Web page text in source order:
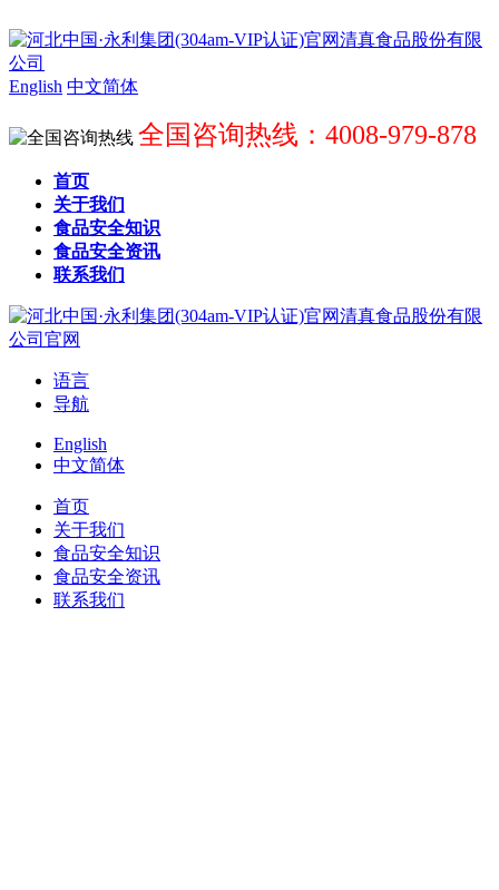
English 中文简体
全国咨询热线：4008-979-878
首页
关于我们
食品安全知识
食品安全资讯
联系我们
语言
导航
English
中文简体
首页
关于我们
食品安全知识
食品安全资讯
联系我们